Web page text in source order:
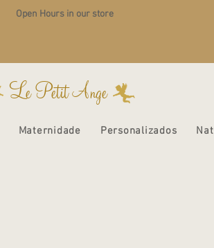
Open Hours in our store
Le Petit Ange
Maternidade Personalizados